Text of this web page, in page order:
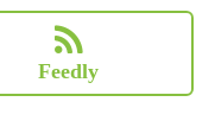
Feedly